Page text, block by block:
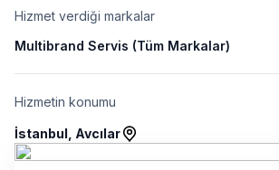
Hizmet verdiği markalar
Multibrand Servis (Tüm Markalar)
Hizmetin konumu
İstanbul, Avcılar